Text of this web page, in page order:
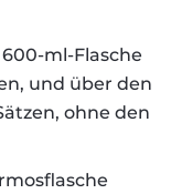
ml-Flasche
und über den
ohne den